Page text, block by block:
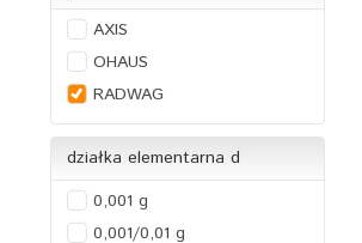
AXIS
OHAUS
RADWAG
działka elementarna d
0,001 g
0,001/0,01 g